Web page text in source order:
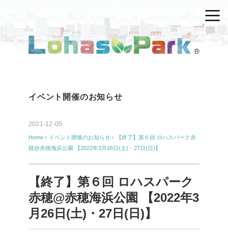
イベント開催のお知らせ
2021-12-05
Home › イベント開催のお知らせ ›
【終了】第６回 ロハスパーク赤
穂@赤穂海浜公園 【2022年3月26日(土)・27日(日)】
【終了】第６回 ロハスパーク
赤穂@赤穂海浜公園 【2022年3
月26日(土)・27日(日)】